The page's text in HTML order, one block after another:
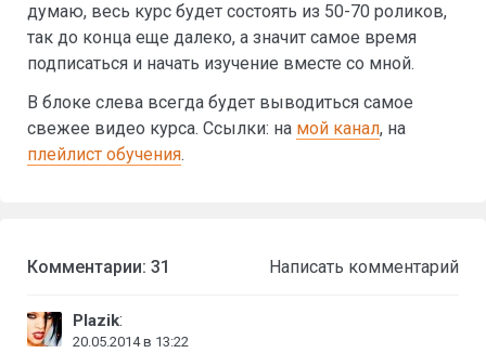
думаю, весь курс будет состоять из 50-70 роликов,
так до конца еще далеко, а значит самое время
подписаться и начать изучение вместе со мной.
В блоке слева всегда будет выводиться самое
свежее видео курса. Ссылки: на мой канал, на
плейлист обучения.
Комментарии: 31 Написать комментарий
Plazik:
20.05.2014 в 13:22